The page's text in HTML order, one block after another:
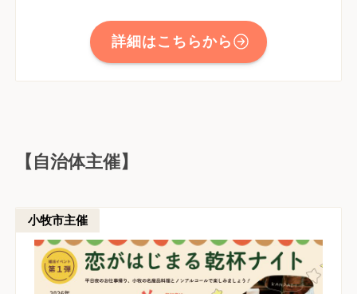
詳細はこちらから
【自治体主催】
小牧市主催